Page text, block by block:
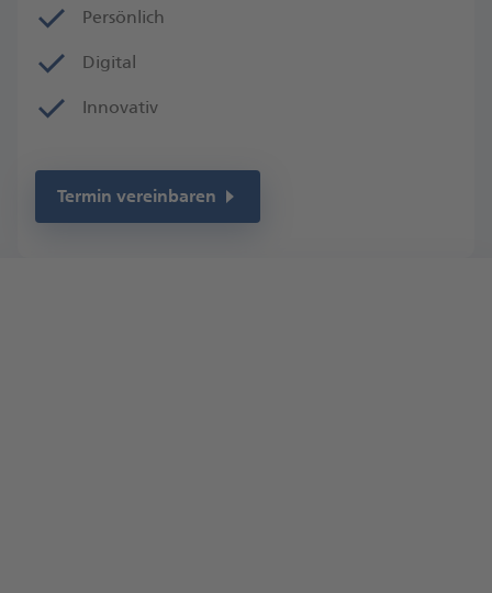
Persönlich
Digital
Innovativ
Termin vereinbaren